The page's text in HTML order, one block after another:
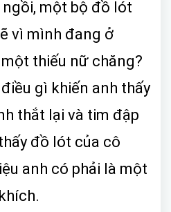
một bộ đồ lót
vì mình đang ở
thiếu nữ chăng?
gì khiến anh thấy
thắt lại và tim đập
đồ lót của cô
anh có phải là một